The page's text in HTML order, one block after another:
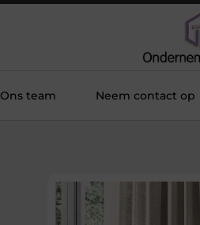
Ons team Neem contact op